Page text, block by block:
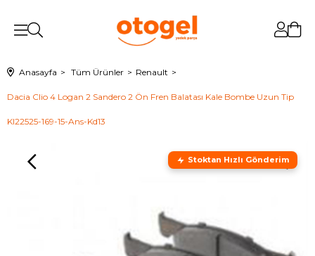
Anasayfa Tüm Ürünler Renault
Dacia Clio 4 Logan 2 Sandero 2 Ön Fren Balatası Kale Bombe Uzun Tip
Kl22525-169-15-Ans-Kd13
Stoktan Hızlı Gönderim